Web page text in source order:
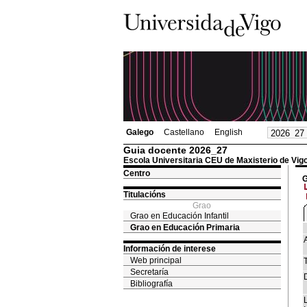
Galego Castellano English
Guia docente 2026_27
Escola Universitaria CEU de Maxisterio de
Centro
Titulacións
Grao
Grao en Educación Infantil
Grao en Educación Primaria
Información de interese
Web principal
Secretaría
Bibliografía